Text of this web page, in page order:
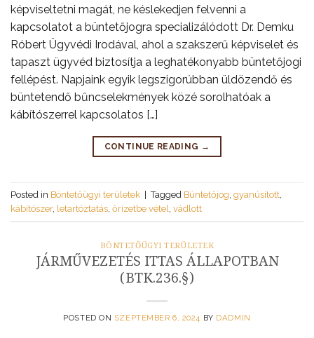
képviseltetni magát, ne késlekedjen felvenni a
kapcsolatot a büntetőjogra specializálódott Dr. Demku
Róbert Ügyvédi Irodával, ahol a szakszerű képviselet és
tapaszt ügyvéd biztosítja a leghatékonyabb büntetőjogi
fellépést. Napjaink egyik legszigorúbban üldözendő és
büntetendő bűncselekmények közé sorolhatóak a
kábítószerrel kapcsolatos […]
CONTINUE READING →
Posted in Böntetőügyi területek Tagged Büntetőjog gyanúsított
kábítószer, letartóztatás őrizetbe vétel vádlott
BÖNTETŐÜGYI TERÜLETEK
JÁRMŰVEZETÉS ITTAS ÁLLAPOTBAN
(BTK.236.§)
POSTED ON SZEPTEMBER 6, 2024 BY DADMIN